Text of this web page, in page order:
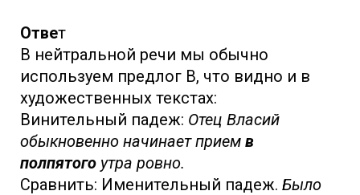
Ответ
В нейтральной речи мы обычно
используем предлог В, что видно и в
художественных текстах:
Винительный падеж: Отец Власий
обыкновенно начинает прием в
полпятого утра ровно.
Сравнить: Именительный падеж. Было